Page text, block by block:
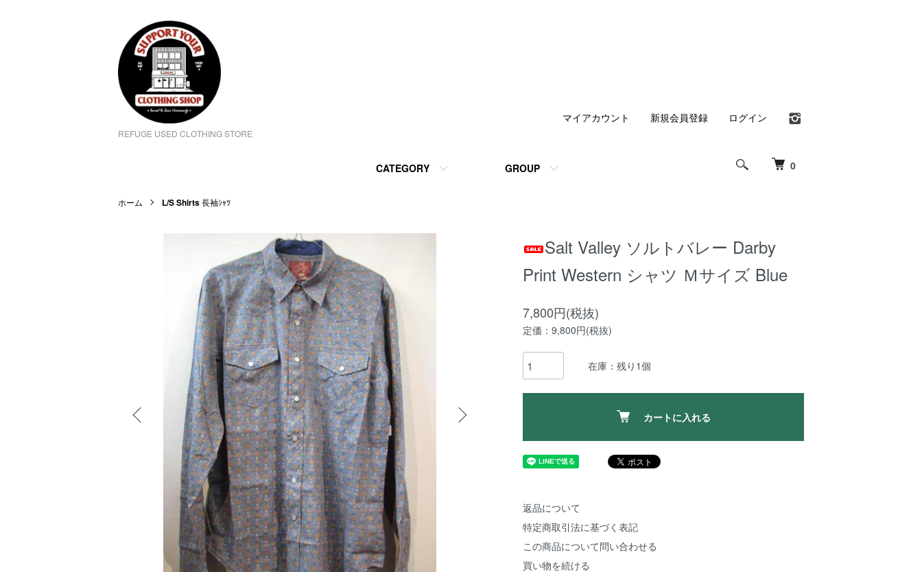
REFUGE USED CLOTHING STORE
0
CATEGORY GROUP
マイアカウント 新規会員登録 ログイン
ホーム L/S Shirts長袖ｼｬﾂ
Salt Valley ソルトバレー Darby
Print Western シャツ Ｍサイズ Blue
7,800円(税抜)
定価：9,800円(税抜)
在庫：残り1個
カートに入れる
返品について
特定商取引法に基づく表記
この商品について問い合わせる
買い物を続ける